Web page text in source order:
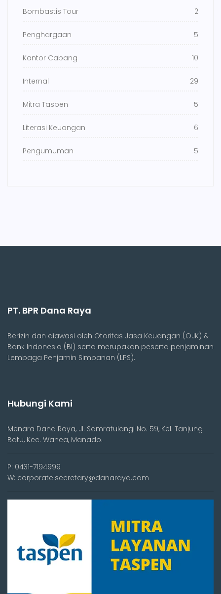
Bombastis Tour 2
Penghargaan 5
Kantor Cabang 10
Internal 29
Mitra Taspen 5
Literasi Keuangan 6
Pengumuman 5
PT. BPR Dana Raya
Berizin dan diawasi oleh Otoritas Jasa Keuangan (OJK) &
Bank Indonesia (BI) serta merupakan peserta penjaminan
Lembaga Penjamin Simpanan (LPS).
Hubungi Kami
Menara Dana Raya, Jl. Samratulangi No. 59, Kel. Tanjung
Batu, Kec. Wanea, Manado.
P: 0431-7194999
W: corporate.secretary@danaraya.com